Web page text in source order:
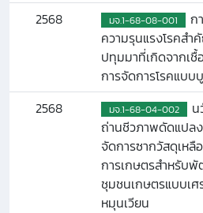
2568 มจ.1-68-08-001
ก
ความรุนแรงโรคส
ปทุมมาที่เกิดจากเชื้
การจัดการโรคแบบ
2568 มจ.1-68-04-002
น
ถ่านชีวภาพดัดแปล
จัดการซากวัสดุเหลื
การเกษตรสำหรับ
ชุมชนเกษตรแบบเ
หมุนเวียน